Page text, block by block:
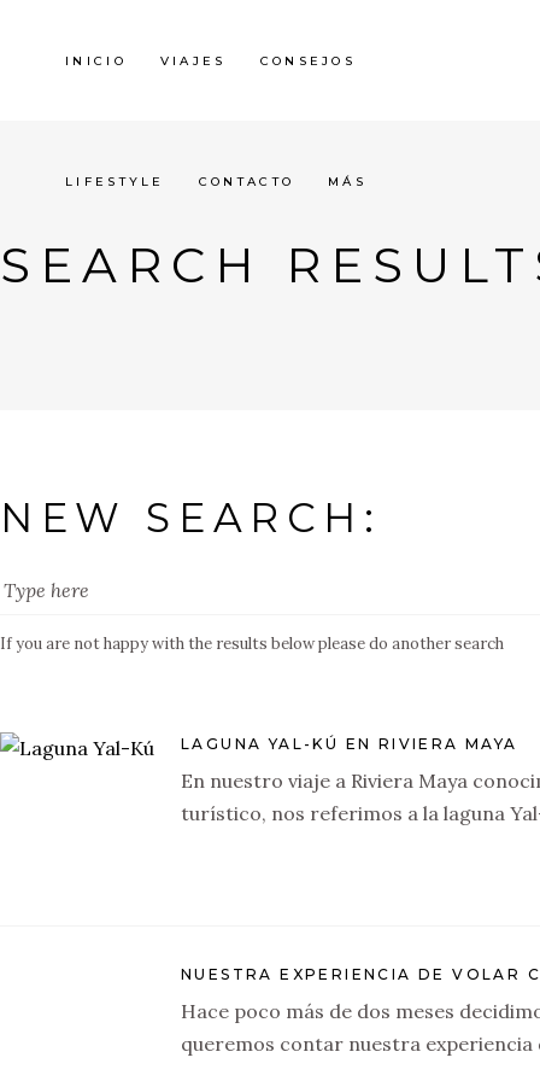
INICIO VIAJES CONSEJOS
LIFESTYLE CONTACTO MÁS
SEARCH
NEW SEARCH:
If you are not happy with the results below please do another search
LAGUNA YAL-KÚ EN RIVIERA MAYA
En nuestro viaje a Riviera Maya
turístico, nos referimos a la laguna
NUESTRA EXPERIENCIA DE VOLAR
Hace poco más de dos meses
queremos contar nuestra